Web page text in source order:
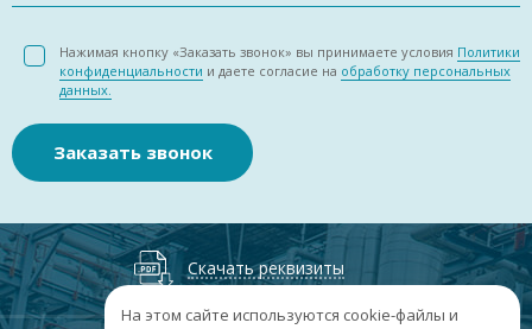
Нажимая кнопку «Заказать звонок» вы принимаете условия Политики
конфиденциальности и даете согласие на обработку персональных
данных.
Заказать звонок
Скачать реквизиты
На этом сайте используются cookie-файлы и